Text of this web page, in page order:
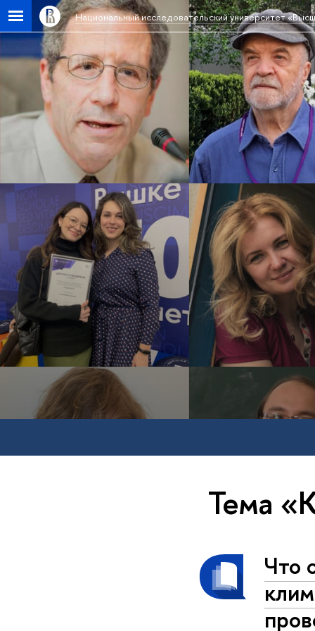
Национальный исследовательский университет
Тема
Что